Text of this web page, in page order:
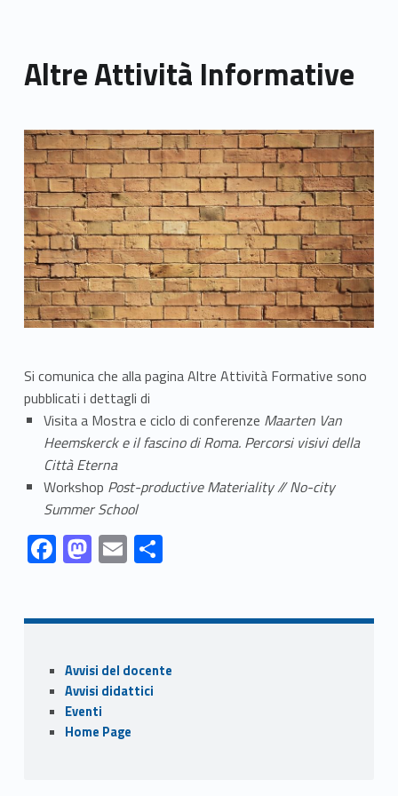
Altre Attività Informative
Link identifier archive #link-archive-thumb-soap-39555
Si comunica che alla pagina Altre Attività Formative sono
pubblicati i dettagli di
Visita a Mostra e ciclo di conferenze Maarten Van
Heemskerck e il fascino di Roma. Percorsi visivi della
Città Eterna
Workshop Post-productive Materiality // No-city
Summer School
Link identifier #identifier__140181-1
F
ac
b
o
o
k
Link identifier #identifier__57759-2 M
as
d
o
n
Link identifier #identifier__116782-3 E
m
l
Link identifier #identifier__74781-4 C
o
di
vi
Sidebar
Avvisi del docente
Avvisi didattici
Eventi
Home Page